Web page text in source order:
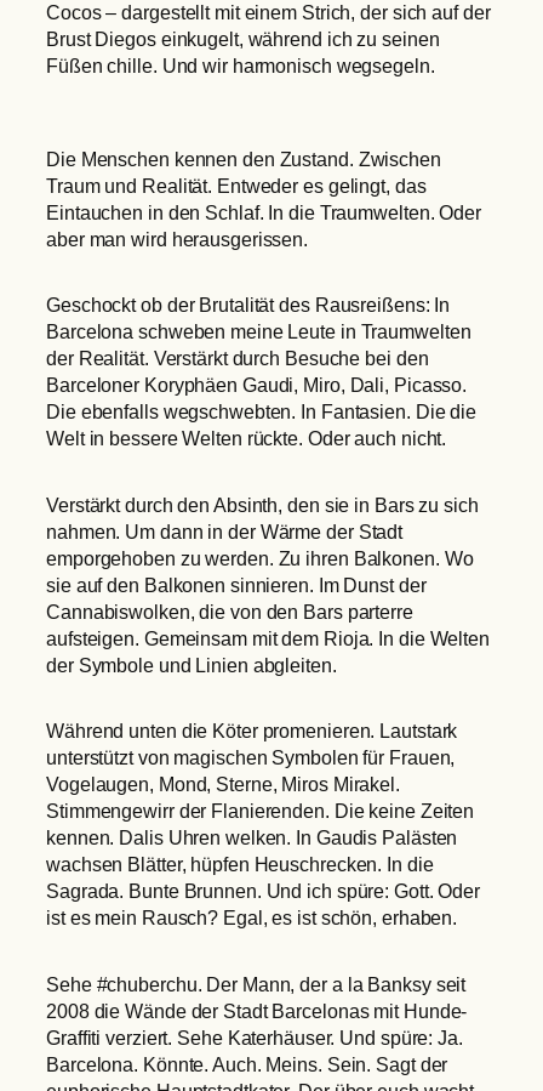
Cocos – dargestellt mit einem Strich, der sich auf der
Brust Diegos einkugelt, während ich zu seinen
Füßen chille. Und wir harmonisch wegsegeln.
Die Menschen kennen den Zustand. Zwischen
Traum und Realität. Entweder es gelingt, das
Eintauchen in den Schlaf. In die Traumwelten. Oder
aber man wird herausgerissen.
Geschockt ob der Brutalität des Rausreißens: In
Barcelona schweben meine Leute in Traumwelten
der Realität. Verstärkt durch Besuche bei den
Barceloner Koryphäen Gaudi, Miro, Dali, Picasso.
Die ebenfalls wegschwebten. In Fantasien. Die die
Welt in bessere Welten rückte. Oder auch nicht.
Verstärkt durch den Absinth, den sie in Bars zu sich
nahmen. Um dann in der Wärme der Stadt
emporgehoben zu werden. Zu ihren Balkonen. Wo
sie auf den Balkonen sinnieren. Im Dunst der
Cannabiswolken, die von den Bars parterre
aufsteigen. Gemeinsam mit dem Rioja. In die Welten
der Symbole und Linien abgleiten.
Während unten die Köter promenieren. Lautstark
unterstützt von magischen Symbolen für Frauen,
Vogelaugen, Mond, Sterne, Miros Mirakel.
Stimmengewirr der Flanierenden. Die keine Zeiten
kennen. Dalis Uhren welken. In Gaudis Palästen
wachsen Blätter, hüpfen Heuschrecken. In die
Sagrada. Bunte Brunnen. Und ich spüre: Gott. Oder
ist es mein Rausch? Egal, es ist schön, erhaben.
Sehe #chuberchu. Der Mann, der a la Banksy seit
2008 die Wände der Stadt Barcelonas mit Hunde-
Graffiti verziert. Sehe Katerhäuser. Und spüre: Ja.
Barcelona. Könnte. Auch. Meins. Sein. Sagt der